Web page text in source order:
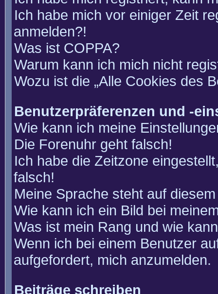
Ich habe mich vor einiger Zeit
anmelden?!
Was ist COPPA?
Warum kann ich mich nicht
Wozu ist die „Alle Cookies des
Benutzerpräferenzen und -
Wie kann ich meine
Die Forenuhr geht falsch!
Ich habe die Zeitzone
falsch!
Meine Sprache steht auf
Wie kann ich ein Bild bei
Was ist mein Rang und wie
Wenn ich bei einem Benutzer
aufgefordert, mich anzumelden.
Beiträge schreiben